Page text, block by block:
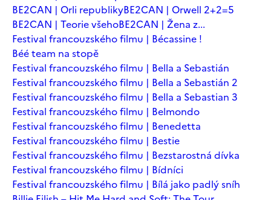
BE2CAN | Orli republikyBE2CAN | Orwell 2+2=5
BE2CAN | Teorie všehoBE2CAN | Žena z...
Festival francouzského filmu | Bécassine !
Béé team na stopě
Festival francouzského filmu | Bella a Sebastián
Festival francouzského filmu | Bella a Sebastián 2
Festival francouzského filmu | Bella a Sebastian 3
Festival francouzského filmu | Belmondo
Festival francouzského filmu | Benedetta
Festival francouzského filmu | Bestie
Festival francouzského filmu | Bezstarostná dívka
Festival francouzského filmu | Bídníci
Festival francouzského filmu | Bílá jako padlý sníh